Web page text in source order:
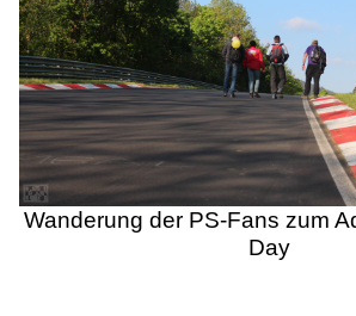
Wanderung der PS-Fans zum
Day